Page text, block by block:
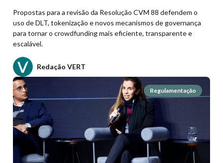
Propostas para a revisão da Resolução CVM 88 defendem o
uso de DLT, tokenização e novos mecanismos de governança
para tornar o crowdfunding mais eficiente, transparente e
escalável.
Redação VERT
Regulamentação